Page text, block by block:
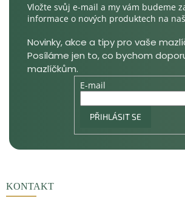
Vložte svůj e-mail a my vám budeme
informace o nových produktech na
E-mail
PŘIHLÁSIT SE
KONTAKT